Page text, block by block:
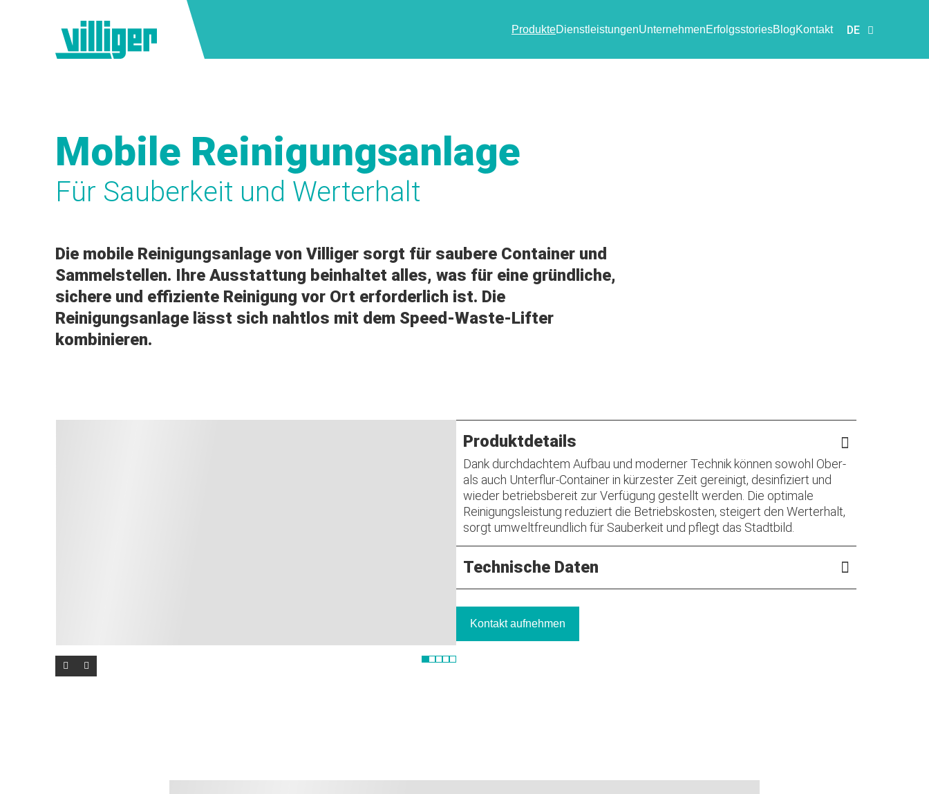
ProdukteDienstleistungenUnternehmenErfolgsstoriesBlogKontakt DE
Mobile Reinigungsanlage
Für Sauberkeit und Werterhalt
Die mobile Reinigungsanlage von Villiger sorgt für saubere Container und
Sammelstellen. Ihre Ausstattung beinhaltet alles, was für eine gründliche,
sichere und effiziente Reinigung vor Ort erforderlich ist. Die
Reinigungsanlage lässt sich nahtlos mit dem Speed-Waste-Lifter
kombinieren.
Produktdetails
Dank durchdachtem Aufbau und moderner Technik können sowohl Ober-
als auch Unterflur-Container in kürzester Zeit gereinigt, desinfiziert und
wieder betriebsbereit zur Verfügung gestellt werden. Die optimale
Reinigungsleistung reduziert die Betriebskosten, steigert den Werterhalt,
sorgt umweltfreundlich für Sauberkeit und pflegt das Stadtbild.
Technische Daten
Kontakt aufnehmen